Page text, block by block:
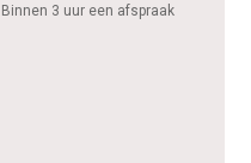
Binnen 3 uur een afspraak